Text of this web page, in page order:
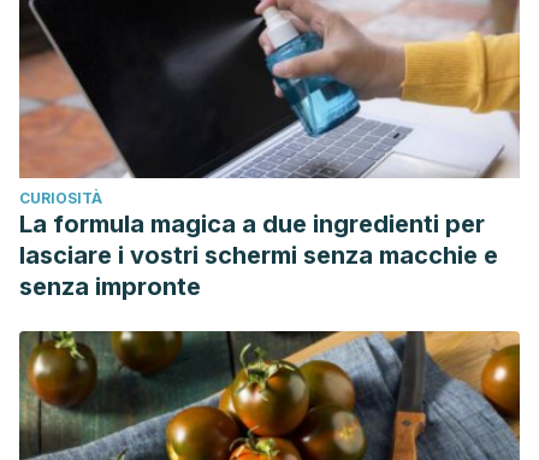
CURIOSITÀ
La formula magica a due ingredienti per
lasciare i vostri schermi senza macchie e
senza impronte